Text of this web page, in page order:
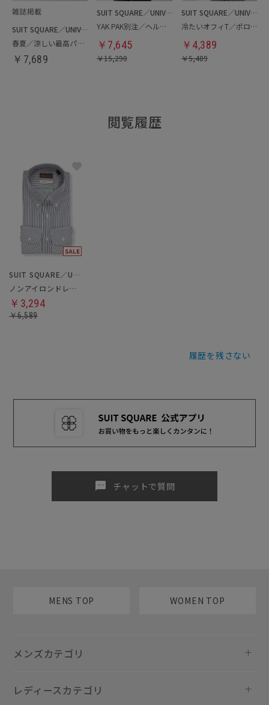
SUIT SQUARE／UNIVERSAL LANGUAGE
春夏／涼しい最高パンツ
￥ 7,689
SUIT SQUARE／UNIVERSAL LANGUAGE
YAK PAK別注／ヘルメットバッグ
￥ 7,645
￥15,290
SUIT SQUARE／UNIVERSAL LANGUAGE
冷たいオフィT／ポロシャツ
￥ 4,389
￥5,489
閲覧履歴
SUIT SQUARE／UNIVERSAL LANGUAGE
ノンアイロンドレスシャツ／クールマックス
￥3,294
￥6,589
履歴を残さない
sms チャットで質問
MENS TOP WOMEN TOP
メンズカテゴリ
レディースカテゴリ